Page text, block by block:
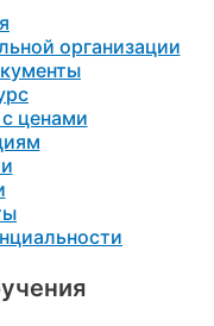
организации
ценами